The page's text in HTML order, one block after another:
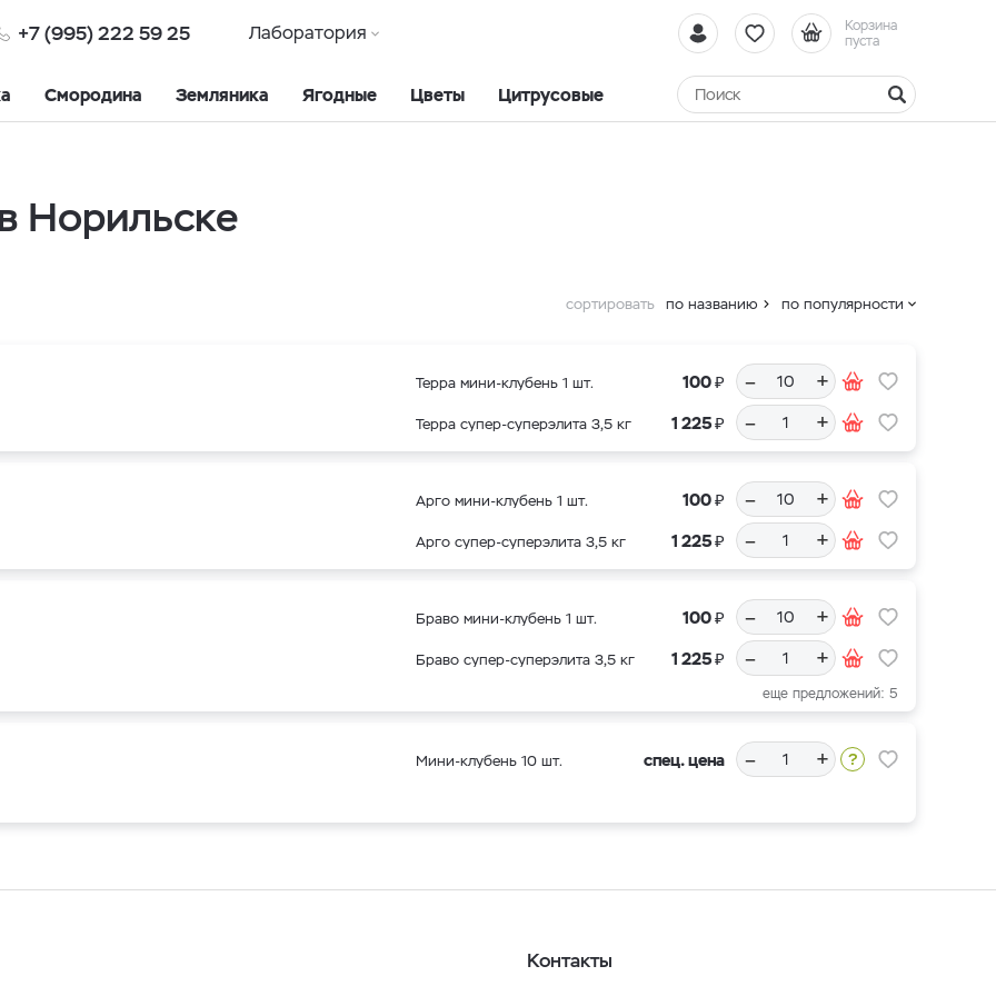
+7 (995) 222 59 25
Корзина
пуста
Лаборатория
Смородина Земляника Ягодные Цветы Цитрусовые
Норильске
сортировать по названию по популярности
Терра мини-клубень 1 шт. 100₽ – +
Терра супер-суперэлита 3,5 кг 1 225₽ – +
Арго мини-клубень 1 шт. 100₽ – +
Арго супер-суперэлита 3,5 кг 1 225₽ – +
Браво мини-клубень 1 шт. 100₽ – +
Браво супер-суперэлита 3,5 кг 1 225₽ – +
еще предложений: 5
Мини-клубень 10 шт. спец. цена – +
Контакты